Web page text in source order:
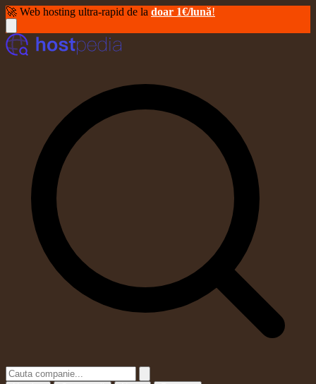
🚀 Web hosting ultra-rapid de la doar 1€/lună!